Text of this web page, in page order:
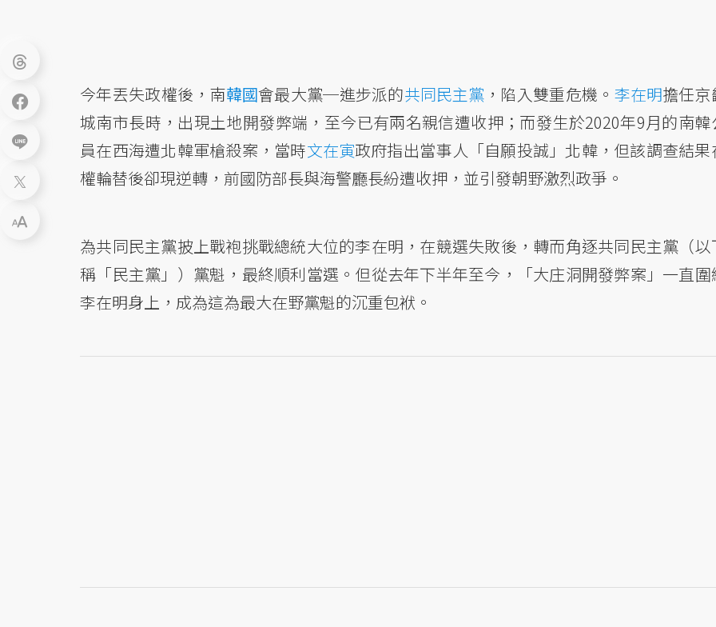
今年丟失政權後，南韓國會最大黨─進步派的共同民主黨，陷入雙重危機。 李在明擔任京
城南市長時，出現土地開發弊端，至今已有兩名親信遭收押；而發生於2020年9月的南韓
員在西海遭北韓軍槍殺案，當時文在寅政府指出當事人「自願投誠」北韓，但該調查結果
權輪替後卻現逆轉，前國防部長與海警廳長紛遭收押，並引發朝野激烈政爭。
為共同民主黨披上戰袍挑戰總統大位的李在明，在競選失敗後，轉而角逐共同民主黨（以
稱「民主黨」）黨魁，最終順利當選。但從去年下半年至今，「大庄洞開發弊案」一直圍
李在明身上，成為這為最大在野黨魁的沉重包袱。